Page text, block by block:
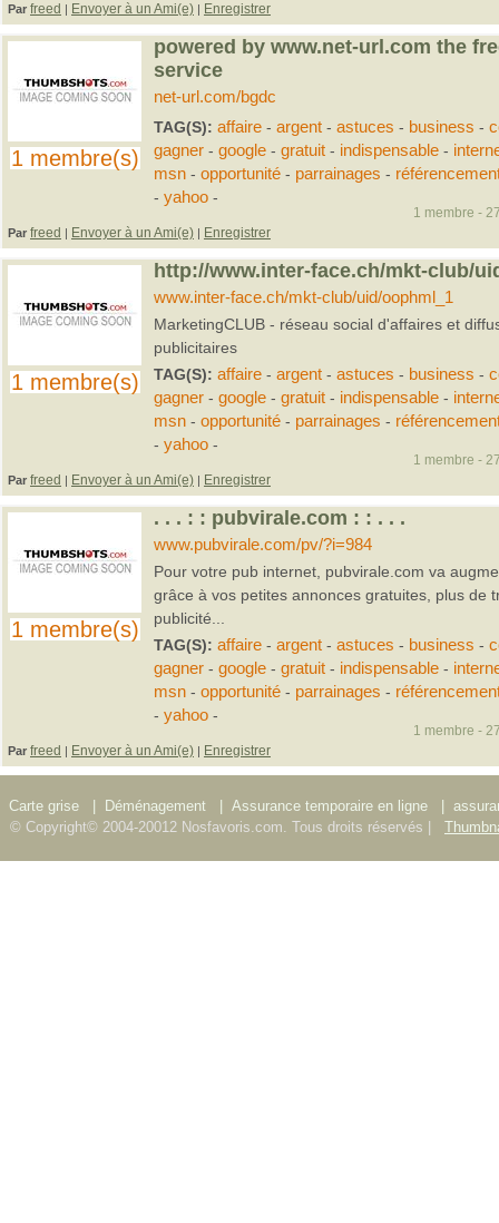
Par freed | Envoyer à un Ami(e) | Enregistrer
1 membre(s)
powered by www.net-url.com the
service
net-url.com/bgdc
TAG(S): affaire- argent- astuces - business -
gagner- google- gratuit- indispensable-
msn - opportunité- parrainages -
- yahoo-
Par freed | Envoyer à un Ami(e) | Enregistrer
1 membre -
1 membre(s)
http://www.inter-face.ch/mkt-club/
www.inter-face.ch/mkt-club/uid/oophml_1
MarketingCLUB - réseau social d'affaires et
publicitaires
TAG(S): affaire- argent- astuces - business -
gagner- google- gratuit- indispensable-
msn - opportunité- parrainages -
- yahoo-
Par freed | Envoyer à un Ami(e) | Enregistrer
1 membre -
1 membre(s)
. . . : : pubvirale.com : : . . .
www.pubvirale.com/pv/?i=984
Pour votre pub internet, pubvirale.com va
grâce à vos petites annonces gratuites, plus de
publicité...
TAG(S): affaire- argent- astuces - business -
gagner- google- gratuit- indispensable-
msn - opportunité- parrainages -
- yahoo-
Par freed | Envoyer à un Ami(e) | Enregistrer
1 membre -
Carte grise Déménagement Assurance temporaire en ligne
© Copyright© 2004-20012 Nosfavoris.com. Tous droits réservés |